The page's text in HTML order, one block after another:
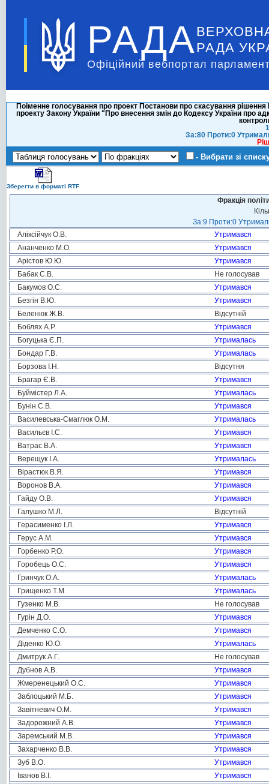
РАДА РАДА
Офіційний вебпортал
Поіменне голосування про проект Постанови про скасування
проекту Закону України "Про внесення змін до Кодексу України про
За:80 Проти:0
- Вибрати зі
Зберегти в форматі RTF
Фракція
За:9 Проти:0
Аліксійчук О.В.
Утримався
Ананченко М.О.
Утримався
Арістов Ю.Ю.
Утримався
Бабак С.В.
Не голосував
Бакумов О.С.
Утримався
Безгін В.Ю.
Утримався
Беленюк Ж.В.
Відсутній
Боблях А.Р.
Утримався
Богуцька Є.П.
Утрималась
Бондар Г.В.
Утрималась
Борзова І.Н.
Відсутня
Брагар Є.В.
Утримався
Буймістер Л.А.
Утрималась
Бунін С.В.
Утримався
Василевська-Смаглюк О.М.
Утрималась
Васильєв І.С.
Утримався
Ватрас В.А.
Утримався
Верещук І.А.
Утрималась
Вірастюк В.Я.
Утримався
Воронов В.А.
Утримався
Гайду О.В.
Утримався
Галушко М.Л.
Відсутній
Герасименко І.Л.
Утримався
Герус А.М.
Утримався
Горбенко Р.О.
Утримався
Горобець О.С.
Утримався
Гринчук О.А.
Утрималась
Грищенко Т.М.
Утрималась
Гузенко М.В.
Не голосував
Гурін Д.О.
Утримався
Демченко С.О.
Утримався
Діденко Ю.О.
Утрималась
Дмитрук А.Г.
Не голосував
Дубнов А.В.
Утримався
Жмеренецький О.С.
Утримався
Заблоцький М.Б.
Утримався
Завітневич О.М.
Утримався
Задорожний А.В.
Утримався
Заремський М.В.
Утримався
Захарченко В.В.
Утримався
Зуб В.О.
Утримався
Іванов В.І.
Утримався